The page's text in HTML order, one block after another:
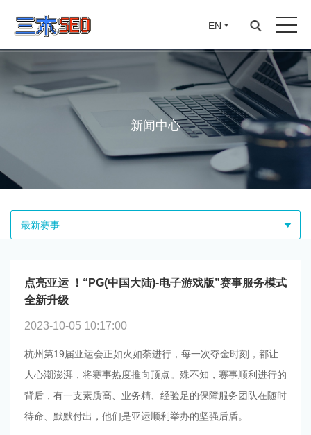
EN
新闻中心
最新赛事
点亮亚运 ！“PG(中国大陆)-电子游戏版”赛事服务模式
全新升级
2023-10-05 10:17:00
杭州第19届亚运会正如火如荼进行，每一次夺金时刻，都让
人心潮澎湃，将赛事热度推向顶点。殊不知，赛事顺利进行的
背后，有一支素质高、业务精、经验足的保障服务团队在随时
待命、默默付出，他们是亚运顺利举办的坚强后盾。